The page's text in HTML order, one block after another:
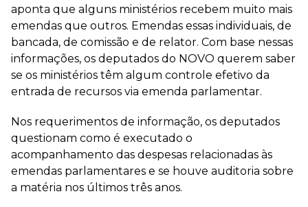
aponta que alguns ministérios recebem muito mais
emendas que outros. Emendas essas individuais, de
bancada, de comissão e de relator. Com base nessas
informações, os deputados do NOVO querem saber
se os ministérios têm algum controle efetivo da
entrada de recursos via emenda parlamentar.
Nos requerimentos de informação, os deputados
questionam como é executado o
acompanhamento das despesas relacionadas às
emendas parlamentares e se houve auditoria sobre
a matéria nos últimos três anos.